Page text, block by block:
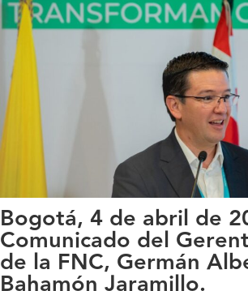
Bogotá, 4 de abril de
Comunicado del
de la FNC, Germán